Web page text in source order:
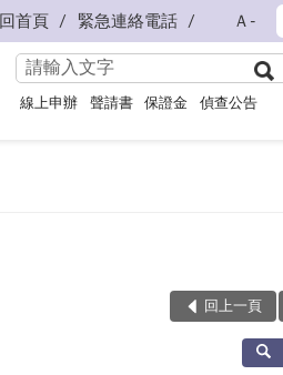
回首頁 緊急連絡電話 Ａ-
線上申辦 聲請書 保證金 偵查公告
回上一頁